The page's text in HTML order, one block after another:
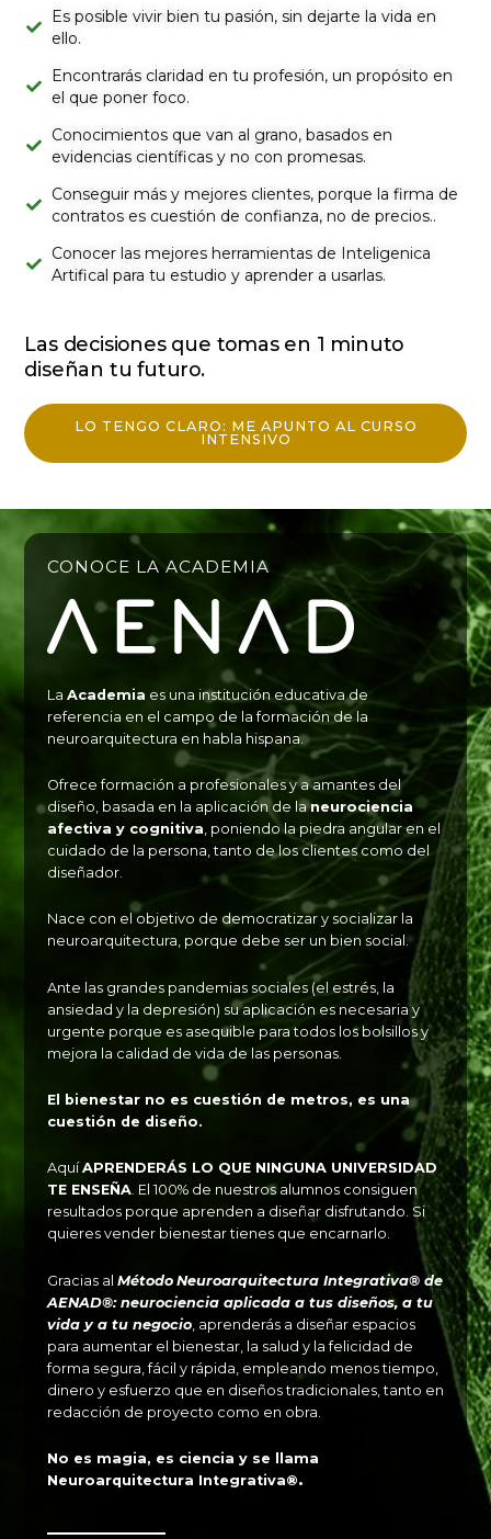
Es posible vivir bien tu pasión, sin dejarte la vida en
ello.
Encontrarás claridad en tu profesión, un propósito en
el que poner foco.
Conocimientos que van al grano, basados en
evidencias científicas y no con promesas.
Conseguir más y mejores clientes, porque la firma de
contratos es cuestión de confianza, no de precios..
Conocer las mejores herramientas de Inteligenica
Artifical para tu estudio y aprender a usarlas.
Las decisiones que tomas en 1 minuto
diseñan tu futuro.
LO TENGO CLARO: ME APUNTO AL CURSO
INTENSIVO
CONOCE LA ACADEMIA
La Academia es una institución educativa de
referencia en el campo de la formación de la
neuroarquitectura en habla hispana.
Ofrece formación a profesionales y a amantes del
diseño, basada en la aplicación de laneurociencia
afectiva y cognitiva , poniendo la piedra angular en el
cuidado de la persona, tanto de los clientes como del
diseñador.
Nace con el objetivo de democratizar y socializar la
neuroarquitectura, porque debe ser un bien social.
Ante las grandes pandemias sociales (el estrés, la
ansiedad y la depresión) su aplicación es necesaria y
urgente porque es asequible para todos los bolsillos y
mejora la calidad de vida de las personas.
El bienestar no es cuestión de metros, es una
cuestión de diseño.
AquíAPRENDERÁS LO QUE NINGUNA UNIVERSIDAD
TE ENSEÑA. El 100% de nuestros alumnos consiguen
resultados porque aprenden a diseñar disfrutando. Si
quieres vender bienestar tienes que encarnarlo.
Gracias al Método Neuroarquitectura Integrativa® de
AENAD®: neurociencia aplicada a tus diseños, a tu
vida y a tu negocio, aprenderás a diseñar espacios
para aumentar el bienestar, la salud y la felicidad de
forma segura, fácil y rápida, empleando menos tiempo,
dinero y esfuerzo que en diseños tradicionales, tanto en
redacción de proyecto como en obra.
No es magia, es ciencia y se llama
Neuroarquitectura Integrativa®.